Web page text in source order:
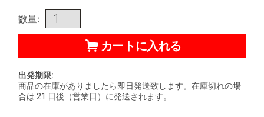
数量:
カートに入れる
出発期限:
商品の在庫がありましたら即日発送致します。在庫切れの場
合は 21 日後（営業日）に発送されます。